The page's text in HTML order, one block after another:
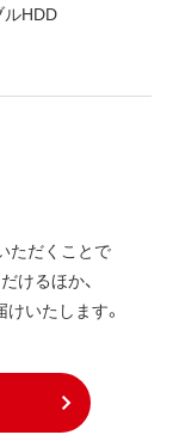
HDD
ただくことで
けるほか、
いたします。